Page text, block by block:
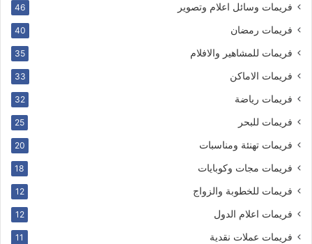
فريمات وسائل اعلام وتصوير 46
فريمات رمضان 40
فريمات للمشاهير والافلام 35
فريمات الاماكن 33
فريمات رياضة 32
فريمات للبحر 25
فريمات تهنئة ومناسبات 20
فريمات مجات وكوبايات 18
فريمات للخطوبة والزواج 12
فريمات اعلام الدول 12
فريمات عملات نقدية 11